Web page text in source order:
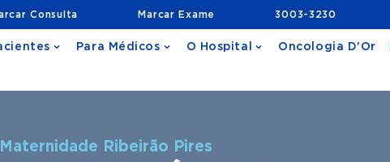
Consulta Marcar Exame 3003-3230
Para Médicos O Hospital Oncologia D'Or
Ribeirão Pires